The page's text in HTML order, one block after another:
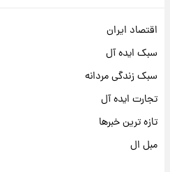
اقتصاد ایران
سبک ایده آل
سبک زندگی مردانه
تجارت ایده آل
تازه ترین خبرها
مبل ال